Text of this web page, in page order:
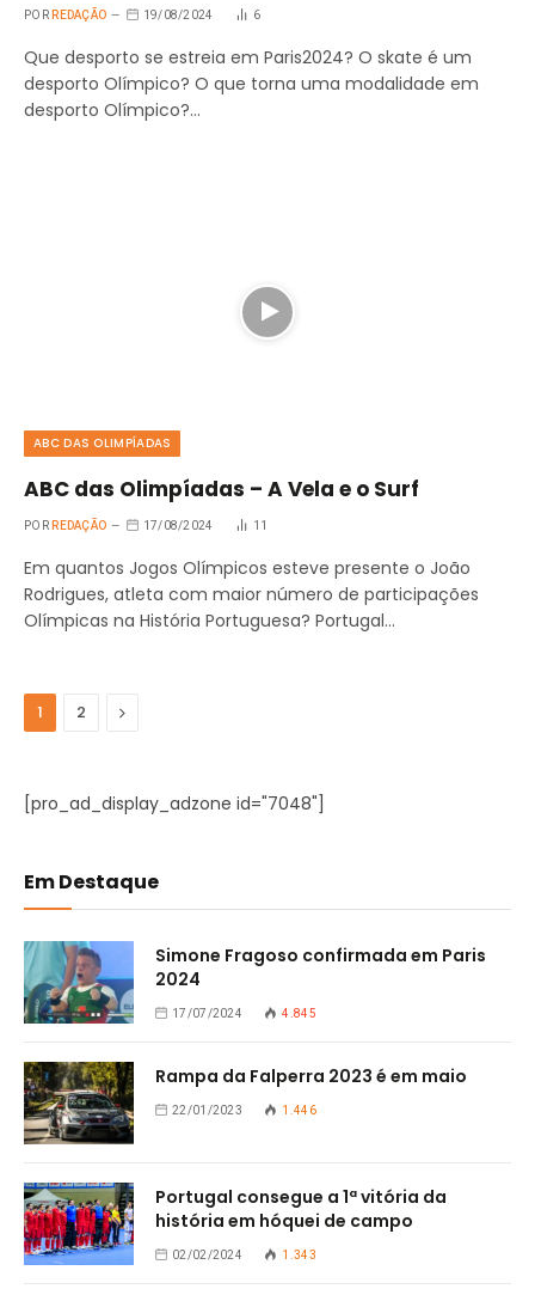
POR REDAÇÃO 19/08/2024 6
Que desporto se estreia em Paris2024? O skate é um
desporto Olímpico? O que torna uma modalidade em
desporto Olímpico?…
ABC DAS OLIMPÍADAS
ABC das Olimpíadas – A Vela e o Surf
POR REDAÇÃO 17/08/2024 11
Em quantos Jogos Olímpicos esteve presente o João
Rodrigues, atleta com maior número de participações
Olímpicas na História Portuguesa? Portugal…
1 2 Seguinte
[pro_ad_display_adzone id="7048"]
Em Destaque
Simone Fragoso confirmada em Paris
2024
17/07/2024 4.845
Rampa da Falperra 2023 é em maio
22/01/2023 1.446
Portugal consegue a 1ª vitória da
história em hóquei de campo
02/02/2024 1.343